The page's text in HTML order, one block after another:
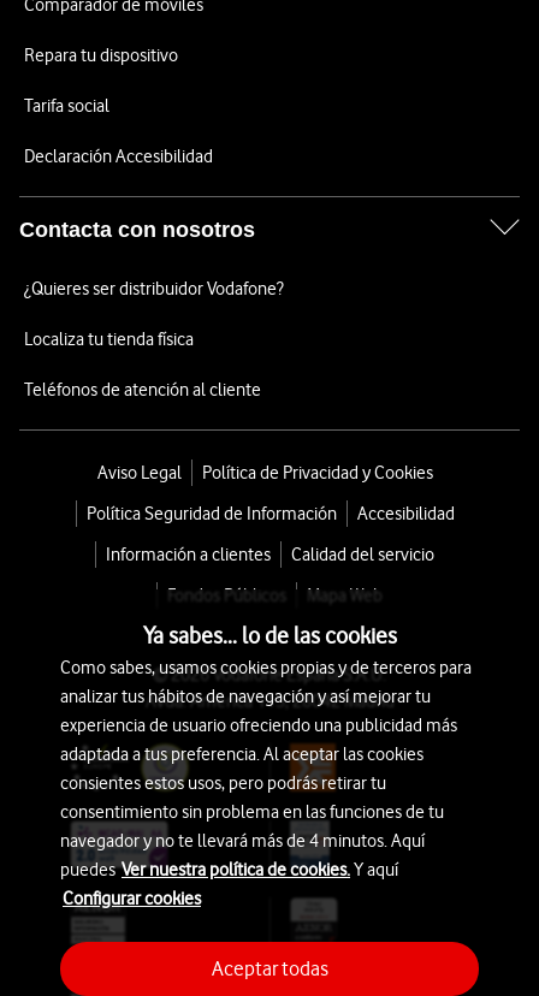
Comparador de móviles
Repara tu dispositivo
Tarifa social
Declaración Accesibilidad
Contacta con nosotros
¿Quieres ser distribuidor Vodafone?
Localiza tu tienda física
Teléfonos de atención al cliente
Aviso Legal
Política de Privacidad y Cookies
Política Seguridad de Información
Accesibilidad
Información a clientes
Calidad del servicio
Fondos Públicos
Mapa Web
© 2026 Vodafone España S.A.U.
Avda. América 115, 28042 Madrid
Ya sabes... lo de las cookies
Como sabes, usamos cookies propias y de terceros para
analizar tus hábitos de navegación y así mejorar tu
experiencia de usuario ofreciendo una publicidad más
adaptada a tus preferencia. Al aceptar las cookies
consientes estos usos, pero podrás retirar tu
consentimiento sin problema en las funciones de tu
navegador y no te llevará más de 4 minutos. Aquí
puedesVer nuestra política de cookies.Y aquí
Configurar cookies
Aceptar todas